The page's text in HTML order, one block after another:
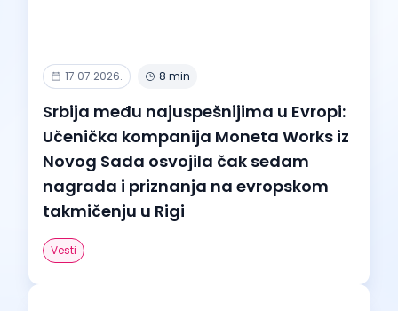
17.07.2026. 8 min
Srbija među najuspešnijima u Evropi:
Učenička kompanija Moneta Works iz
Novog Sada osvojila čak sedam
nagrada i priznanja na evropskom
takmičenju u Rigi
Vesti